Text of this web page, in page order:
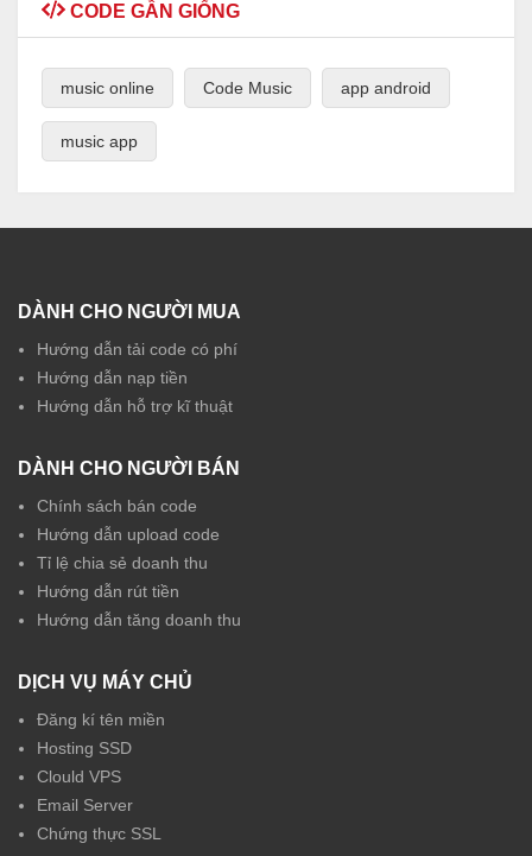
CODE GẦN GIỐNG
music online Code Music app android
music app
DÀNH CHO NGƯỜI MUA
Hướng dẫn tải code có phí
Hướng dẫn nạp tiền
Hướng dẫn hỗ trợ kĩ thuật
DÀNH CHO NGƯỜI BÁN
Chính sách bán code
Hướng dẫn upload code
Tỉ lệ chia sẻ doanh thu
Hướng dẫn rút tiền
Hướng dẫn tăng doanh thu
DỊCH VỤ MÁY CHỦ
Đăng kí tên miền
Hosting SSD
Clould VPS
Email Server
Chứng thực SSL